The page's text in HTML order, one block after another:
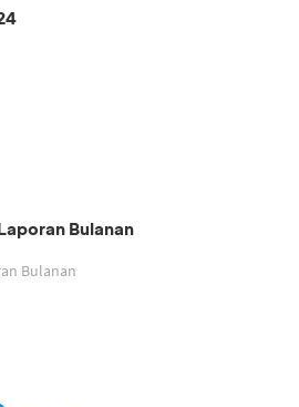
Bulanan
Bulanan